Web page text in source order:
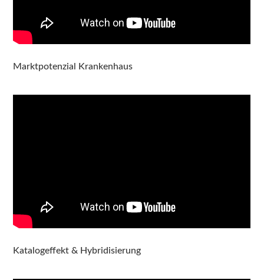
Marktpotenzial Krankenhaus
Katalogeffekt & Hybridisierung